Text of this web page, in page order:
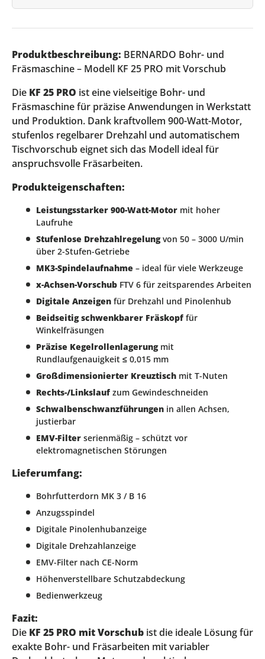
Produktbeschreibung: BERNARDO Bohr- und
Fräsmaschine – Modell KF 25 PRO mit Vorschub
Die KF 25 PRO ist eine vielseitige Bohr- und
Fräsmaschine für präzise Anwendungen in Werkstatt
und Produktion. Dank kraftvollem 900-Watt-Motor,
stufenlos regelbarer Drehzahl und automatischem
Tischvorschub eignet sich das Modell ideal für
anspruchsvolle Fräsarbeiten.
Produkteigenschaften:
Leistungsstarker 900-Watt-Motor mit hoher
Laufruhe
Stufenlose Drehzahlregelungvon 50 – 3000 U/min
über 2-Stufen-Getriebe
MK3-Spindelaufnahme – ideal für viele Werkzeuge
x-Achsen-Vorschub FTV 6 für zeitsparendes Arbeiten
Digitale Anzeigen für Drehzahl und Pinolenhub
Beidseitig schwenkbarer Fräskopf für
Winkelfräsungen
Präzise Kegelrollenlagerungmit
Rundlaufgenauigkeit ≤ 0,015 mm
Großdimensionierter Kreuztisch mit T-Nuten
Rechts-/Linkslauf zum Gewindeschneiden
Schwalbenschwanzführungen in allen Achsen,
justierbar
EMV-Filter serienmäßig – schützt vor
elektromagnetischen Störungen
Lieferumfang:
Bohrfutterdorn MK 3 / B 16
Anzugsspindel
Digitale Pinolenhubanzeige
Digitale Drehzahlanzeige
EMV-Filter nach CE-Norm
Höhenverstellbare Schutzabdeckung
Bedienwerkzeug
Fazit:
Die KF 25 PRO mit Vorschub ist die ideale Lösung für
exakte Bohr- und Fräsarbeiten mit variabler